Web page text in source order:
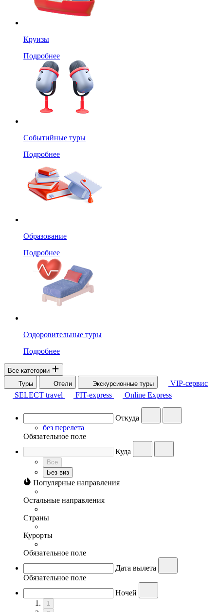
Круизы
Подробнее
Событийные туры
Подробнее
Образование
Подробнее
Оздоровительные туры
Подробнее
Все категории
Туры
Отели Экскурсионные туры
VIP-сервис
SELECT travel
FIT-express Online Express
Откуда
без перелета
Обязательное поле
Куда
Все
Без виз
Популярные направления
Остальные направления
Страны
Курорты
Обязательное поле
Дата вылета
Обязательное поле
Ночей
1